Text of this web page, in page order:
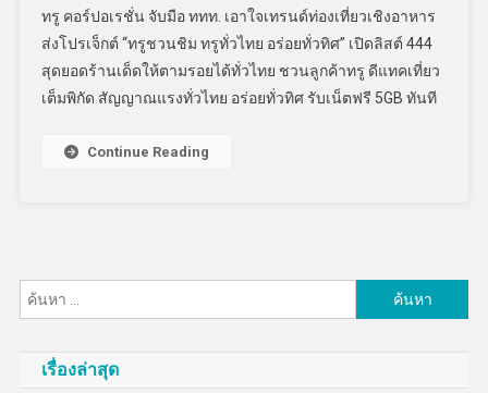
ทรู คอร์ปอเรชั่น จับมือ ททท. เอาใจเทรนด์ท่องเที่ยวเชิงอาหาร
ส่งโปรเจ็กต์ “ทรูชวนชิม ทรูทั่วไทย อร่อยทั่วทิศ” เปิดลิสต์ 444
สุดยอดร้านเด็ดให้ตามรอยได้ทั่วไทย ชวนลูกค้าทรู ดีแทคเที่ยว
เต็มพิกัด สัญญาณแรงทั่วไทย อร่อยทั่วทิศ รับเน็ตฟรี 5GB ทันที
Continue Reading
สำหรับ:
เรื่องล่าสุด